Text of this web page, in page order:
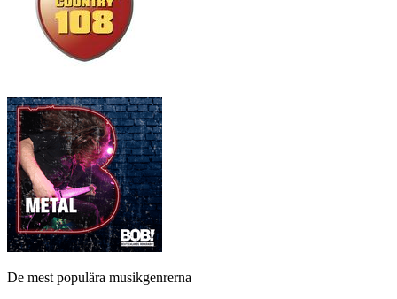
De mest populära musikgenrerna